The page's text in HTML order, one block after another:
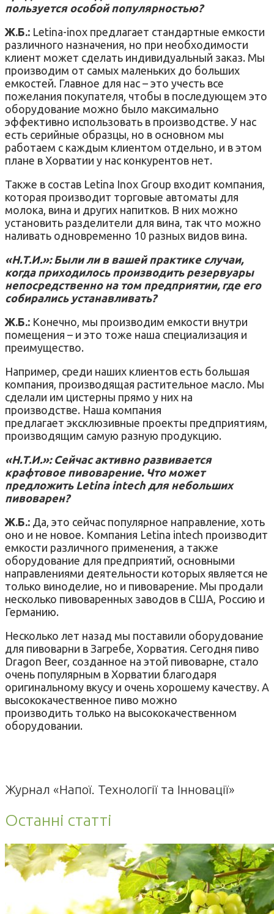
пользуется особой популярностью?
Ж.Б.: Letina-inox предлагает стандартные емкости
различного назначения, но при необходимости
клиент может сделать индивидуальный заказ. Мы
производим от самых маленьких до больших
емкостей. Главное для нас – это учесть все
пожелания покупателя, чтобы в последующем это
оборудование можно было максимально
эффективно использовать в производстве. У нас
есть серийные образцы, но в основном мы
работаем с каждым клиентом отдельно, и в этом
плане в Хорватии у нас конкурентов нет.
Также в состав Letina Inox Group входит компания,
которая производит торговые автоматы для
молока, вина и других напитков. В них можно
установить разделители для вина, так что можно
наливать одновременно 10 разных видов вина.
«Н.Т.И.»: Были ли в вашей практике случаи,
когда приходилось производить резервуары
непосредственно на том предприятии, где его
собирались устанавливать?
Ж.Б.: Конечно, мы производим емкости внутри
помещения – и это тоже наша специализация и
преимущество.
Например, среди наших клиентов есть большая
компания, производящая растительное масло. Мы
сделали им цистерны прямо у них на
производстве. Наша компания
предлагает эксклюзивные проекты предприятиям,
производящим самую разную продукцию.
«Н.Т.И.»: Сейчас активно развивается
крафтовое пивоварение. Что может
предложить Letina intech для небольших
пивоварен?
Ж.Б.: Да, это сейчас популярное направление, хоть
оно и не новое. Компания Letina intech производит
емкости различного применения, а также
оборудование для предприятий, основными
направлениями деятельности которых является не
только виноделие, но и пивоварение. Мы продали
несколько пивоваренных заводов в США, Россию и
Германию.
Несколько лет назад мы поставили оборудование
для пивоварни в Загребе, Хорватия. Сегодня пиво
Dragon Beer, созданное на этой пивоварне, стало
очень популярным в Хорватии благодаря
оригинальному вкусу и очень хорошему качеству. А
высококачественное пиво можно
производить только на высококачественном
оборудовании.
Журнал «Напої. Технології та Інновації»
Останні статті